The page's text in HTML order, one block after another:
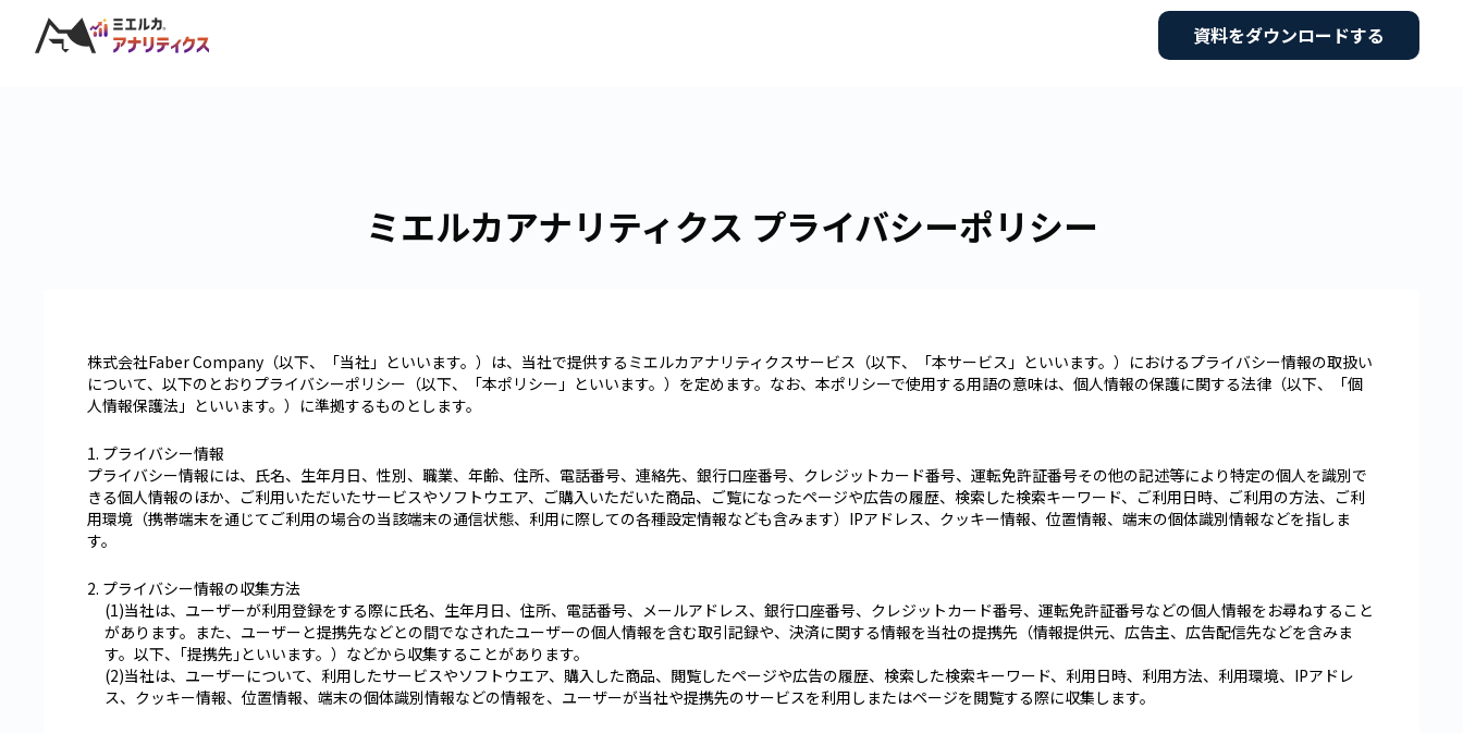
資料をダウンロードする
ミエルカアナリティクス プライバシーポリシー
株式会社Faber Company（以下、「当社」といいます。）は、当社で提供するミエルカアナリティクスサービス（以下、「本サービス」といいます。）におけるプライバシー情報の取扱い
について、以下のとおりプライバシーポリシー（以下、「本ポリシー」といいます。）を定めます。なお、本ポリシーで使用する用語の意味は、個人情報の保護に関する法律（以下、「個
人情報保護法」といいます。）に準拠するものとします。
1. プライバシー情報
プライバシー情報には、氏名、生年月日、性別、職業、年齢、住所、電話番号、連絡先、銀行口座番号、クレジットカード番号、運転免許証番号その他の記述等により特定の個人を識別で
きる個人情報のほか、ご利用いただいたサービスやソフトウエア、ご購入いただいた商品、ご覧になったページや広告の履歴、検索した検索キーワード、ご利用日時、ご利用の方法、ご利
用環境（携帯端末を通じてご利用の場合の当該端末の通信状態、利用に際しての各種設定情報なども含みます）IPアドレス、クッキー情報、位置情報、端末の個体識別情報などを指しま
す。
2. プライバシー情報の収集方法
(1)当社は、ユーザーが利用登録をする際に氏名、生年月日、住所、電話番号、メールアドレス、銀行口座番号、クレジットカード番号、運転免許証番号などの個人情報をお尋ねすること
があります。また、ユーザーと提携先などとの間でなされたユーザーの個人情報を含む取引記録や、決済に関する情報を当社の提携先（情報提供元、広告主、広告配信先などを含みま
す。以下、｢提携先｣といいます。）などから収集することがあります。
(2)当社は、ユーザーについて、利用したサービスやソフトウエア、購入した商品、閲覧したページや広告の履歴、検索した検索キーワード、利用日時、利用方法、利用環境、IPアドレ
ス、クッキー情報、位置情報、端末の個体識別情報などの情報を、ユーザーが当社や提携先のサービスを利用しまたはページを閲覧する際に収集します。